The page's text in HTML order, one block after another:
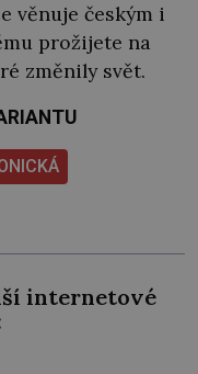
věnuje českým i
prožijete na
změnily svět.
internetové